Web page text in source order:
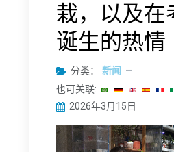
栽，以及在
诞生的热情
分类：
新闻
也可关联:
2026年3月15日